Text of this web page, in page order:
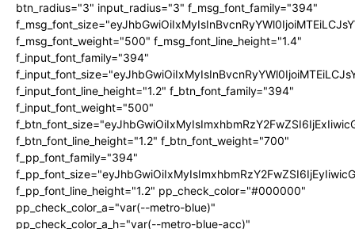
btn_radius="3" input_radius="3" f_msg_font_family="394"
f_msg_font_weight="500" f_msg_font_line_height="1.4"
f_input_font_family="394"
f_input_font_line_height="1.2" f_btn_font_family="394"
f_input_font_weight="500"
f_btn_font_line_height="1.2" f_btn_font_weight="700"
f_pp_font_family="394"
f_pp_font_line_height="1.2" pp_check_color="#000000"
pp_check_color_a="var(--metro-blue)"
pp_check_color_a_h="var(--metro-blue-acc)"